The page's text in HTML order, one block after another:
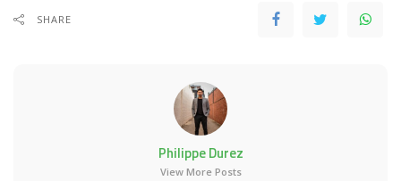
SHARE
Philippe Durez
View More Posts